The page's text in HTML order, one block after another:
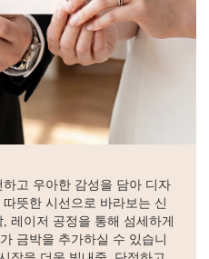
고 우아한 감성을 담아 디자
뜻한 시선으로 바라보는 신
레이저 공정을 통해 섬세하게
금박을 추가하실 수 있습니